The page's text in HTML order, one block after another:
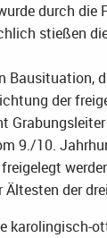
durch die
stießen
der
9./10.
der
karolingisch-